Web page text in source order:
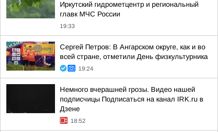
Иркутский гидрометцентр и региональный
главк МЧС России
19:33
Сергей Петров: В Ангарском округе, как и во
всей стране, отметили День физкультурника
19:24
Немного вчерашней грозы. Видео нашей
подписчицы Подписаться на канал IRK.ru в
Дзене
18:52